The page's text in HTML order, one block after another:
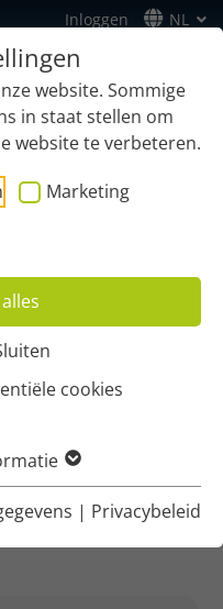
website. Sommige
in staat stellen om
website te verbeteren.
Marketing
cookies
| Privacybeleid
Inloggen NL